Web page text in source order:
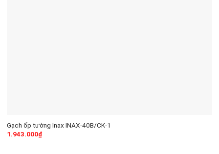
Gạch ốp tường Inax INAX-40B/CK-1
1.943.000₫